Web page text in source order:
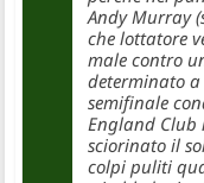
Andy Murray
che lottatore
male contro
determinato
semifinale
England Club
sciorinato il
colpi puliti